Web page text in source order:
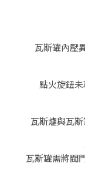
瓦斯罐內壓
點火旋鈕未
瓦斯爐與瓦斯
瓦斯罐需將閥